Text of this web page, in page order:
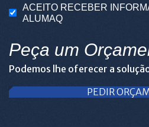
ACEITO RECEBER
ALUMAQ
Peça um
Podemos lhe oferecer a
PEDIR